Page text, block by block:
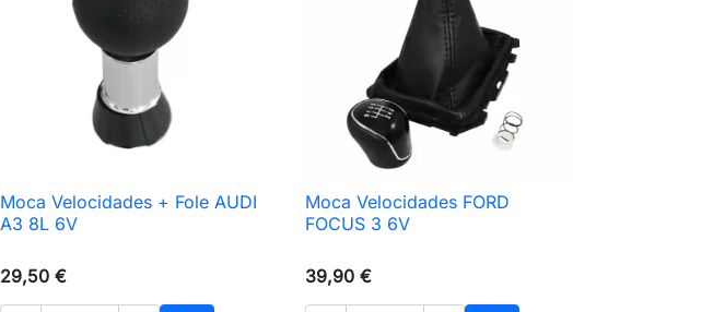
 Vista rápida
Moca Velocidades + Fole AUDI
A3 8L 6V
29,50 €
 Vista rápida
Moca Velocidades FORD
FOCUS 3 6V
39,90 €